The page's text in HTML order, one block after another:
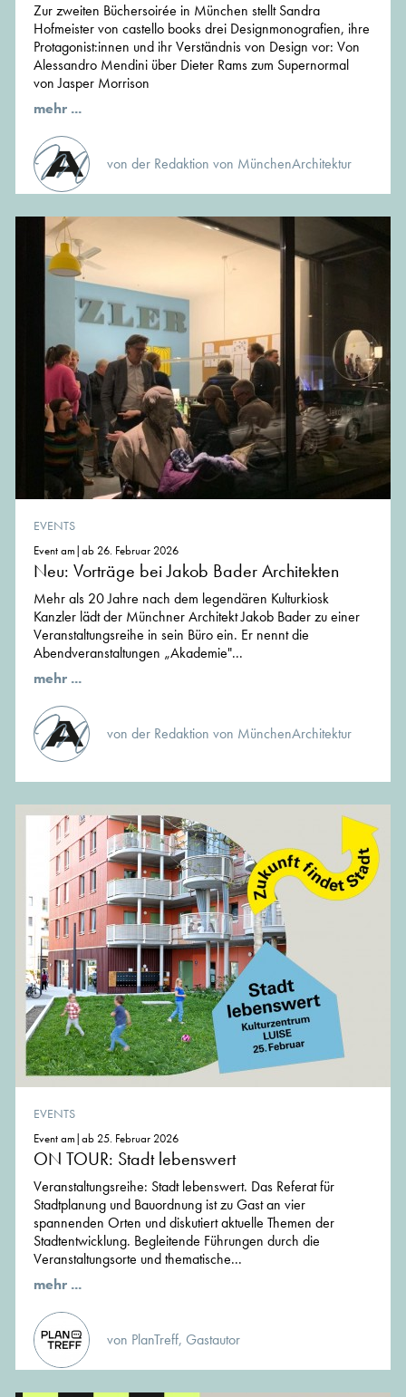
Zur zweiten Büchersoirée in München stellt Sandra
Hofmeister von castello books drei Designmonografien, ihre
Protagonist:innen und ihr Verständnis von Design vor: Von
Alessandro Mendini über Dieter Rams zum Supernormal
von Jasper Morrison
mehr ...
von der Redaktion von MünchenArchitektur
EVENTS
Event am|ab 26. Februar 2026
Neu: Vorträge bei Jakob Bader Architekten
Mehr als 20 Jahre nach dem legendären Kulturkiosk
Kanzler lädt der Münchner Architekt Jakob Bader zu einer
Veranstaltungsreihe in sein Büro ein. Er nennt die
Abendveranstaltungen „Akademie"...
mehr ...
von der Redaktion von MünchenArchitektur
EVENTS
Event am|ab 25. Februar 2026
ON TOUR: Stadt lebenswert
Veranstaltungsreihe: Stadt lebenswert. Das Referat für
Stadtplanung und Bauordnung ist zu Gast an vier
spannenden Orten und diskutiert aktuelle Themen der
Stadtentwicklung. Begleitende Führungen durch die
Veranstaltungsorte und thematische...
mehr ...
von PlanTreff, Gastautor